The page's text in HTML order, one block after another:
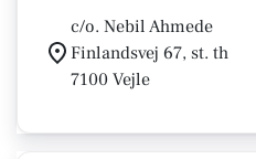
c/o. Nebil Ahmede
Finlandsvej 67, st. th
7100 Vejle